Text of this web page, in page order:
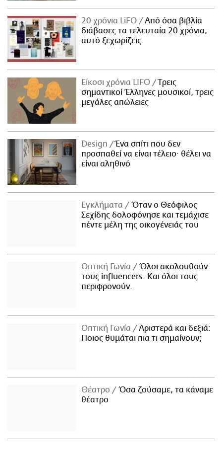
20 χρόνια LiFO
Από όσα βιβλία
διάβασες τα τελευταία 20 χρόνια,
αυτό ξεχωρίζεις
Είκοσι χρόνια LIFO
Tρεις
σημαντικοί Έλληνες μουσικοί, τρεις
μεγάλες απώλειες
Design
Ένα σπίτι που δεν
προσπαθεί να είναι τέλειο· θέλει να
είναι αληθινό
Εγκλήματα
Όταν ο Θεόφιλος
Σεχίδης δολοφόνησε και τεμάχισε
πέντε μέλη της οικογένειάς του
Οπτική Γωνία
Όλοι ακολουθούν
τους influencers. Και όλοι τους
περιφρονούν.
Οπτική Γωνία
Αριστερά και δεξιά:
Ποιος θυμάται πια τι σημαίνουν;
Θέατρο
Όσα ζούσαμε, τα κάναμε
θέατρο